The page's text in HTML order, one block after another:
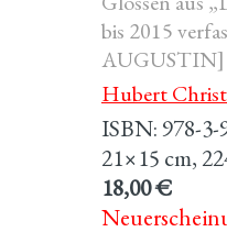
bis 2015
AUGUSTIN]
Hubert
ISBN: 978-3-
21×15 cm,
18,00 €